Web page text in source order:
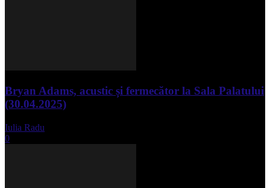
Bryan Adams, acustic și fermecător la Sala Palatului
(30.04.2025)
Iulia Radu
0